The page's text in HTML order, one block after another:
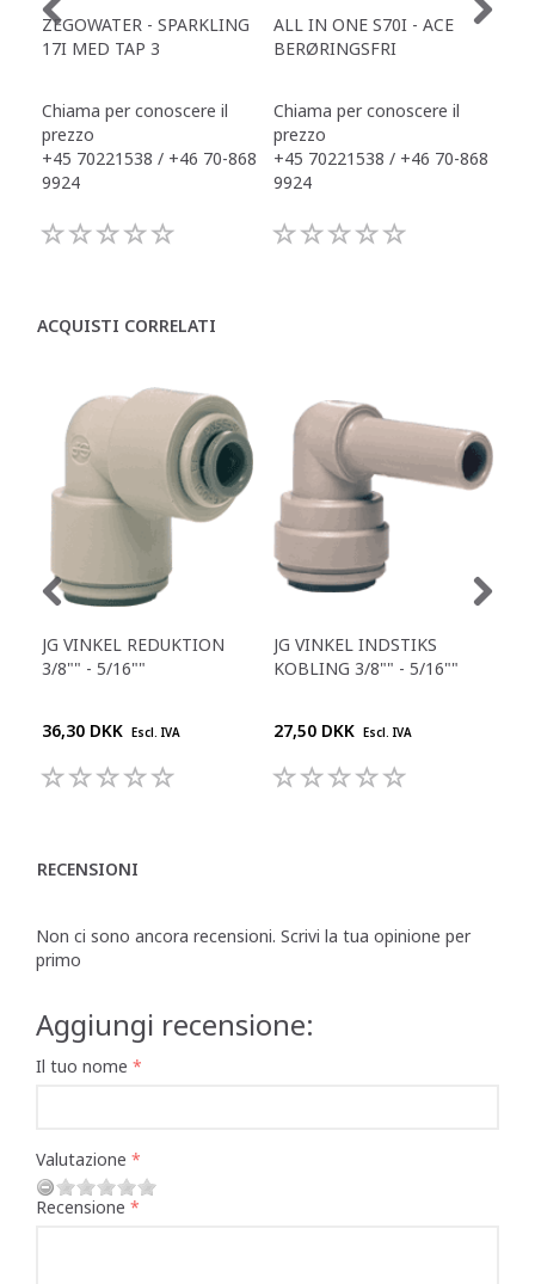
ZEGOWATER - SPARKLING
17I MED TAP 3
Chiama per conoscere il
prezzo
+45 70221538 / +46 70-868
9924
ALL IN ONE S70I - ACE
BERØRINGSFRI
Chiama per conoscere il
prezzo
+45 70221538 / +46 70-868
9924
ACQUISTI CORRELATI
JG VINKEL REDUKTION
3/8"" - 5/16""
36,30 DKK Escl. IVA
JG VINKEL INDSTIKS
KOBLING 3/8"" - 5/16""
27,50 DKK Escl. IVA
RECENSIONI
Non ci sono ancora recensioni. Scrivi la tua opinione per
primo
Aggiungi recensione:
Il tuo nome
Valutazione
Recensione